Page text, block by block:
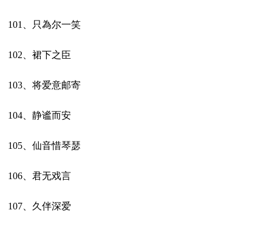
101、只為尔一笑
102、裙下之臣
103、将爱意邮寄
104、静谧而安
105、仙音惜琴瑟
106、君无戏言
107、久伴深爱